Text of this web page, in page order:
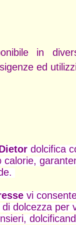
in
ed
dolcifica
vi
dolcezza per